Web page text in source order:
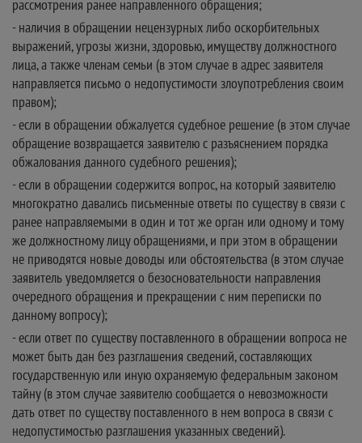
рассмотрения ранее направленного обращения;
- наличия в обращении нецензурных либо оскорбительных
выражений, угрозы жизни, здоровью, имуществу должностного
лица, а также членам семьи (в этом случае в адрес заявителя
направляется письмо о недопустимости злоупотребления своим
правом);
- если в обращении обжалуется судебное решение (в этом случае
обращение возвращается заявителю с разъяснением порядка
обжалования данного судебного решения);
- если в обращении содержится вопрос, на который заявителю
многократно давались письменные ответы по существу в связи с
ранее направляемыми в один и тот же орган или одному и тому
же должностному лицу обращениями, и при этом в обращении
не приводятся новые доводы или обстоятельства (в этом случае
заявитель уведомляется о безосновательности направления
очередного обращения и прекращении с ним переписки по
данному вопросу);
- если ответ по существу поставленного в обращении вопроса не
может быть дан без разглашения сведений, составляющих
государственную или иную охраняемую федеральным законом
тайну (в этом случае заявителю сообщается о невозможности
дать ответ по существу поставленного в нем вопроса в связи с
недопустимостью разглашения указанных сведений).